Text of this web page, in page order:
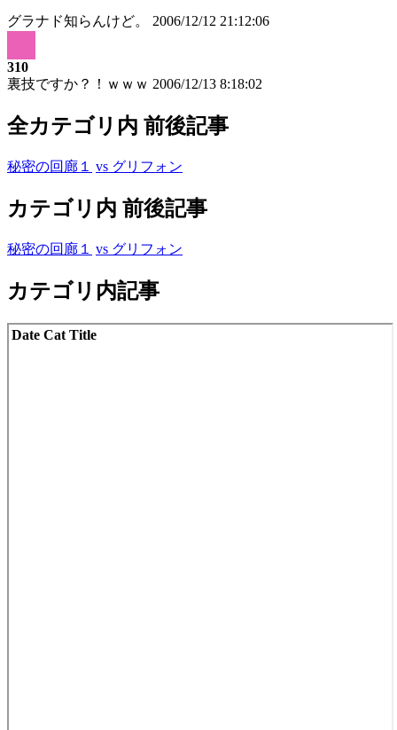
グラナド知らんけど。 2006/12/12 21:12:06
310
裏技ですか？！ｗｗｗ 2006/12/13 8:18:02
全カテゴリ内 前後記事
秘密の回廊１ vs グリフォン
カテゴリ内 前後記事
秘密の回廊１ vs グリフォン
カテゴリ内記事